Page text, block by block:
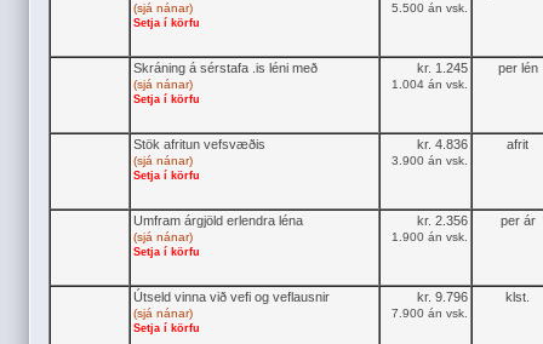
(sjá nánar)
Setja í körfu
5.500 án vsk.
Skráning á sérstafa .is léni með
(sjá nánar)
Setja í körfu
kr. 1.245
1.004 án vsk.
per lén
Stök afritun vefsvæðis
(sjá nánar)
Setja í körfu
kr. 4.836
3.900 án vsk.
afrit
Umfram árgjöld erlendra léna
(sjá nánar)
Setja í körfu
kr. 2.356
1.900 án vsk.
per ár
Útseld vinna við vefi og veflausnir
(sjá nánar)
Setja í körfu
kr. 9.796
7.900 án vsk.
klst.